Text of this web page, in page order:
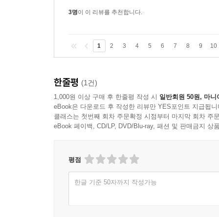
3명이 이 리뷰를 추천합니다.
1 2 3 4 5 6 7 8 9 10
한줄평 (1건)
1,000원 이상 구매 후 한줄평 작성 시 일반회원 50원, 마니
eBook은 다운로드 후 작성한 리뷰만 YES포인트 지급됩니
클래스는 첫번째 회차 주문확정 시점부터 마지막 회차 주
eBook 페이백, CD/LP, DVD/Blu-ray, 패션 및 판매금지 상
평점
한글 기준 50자까지 작성가능